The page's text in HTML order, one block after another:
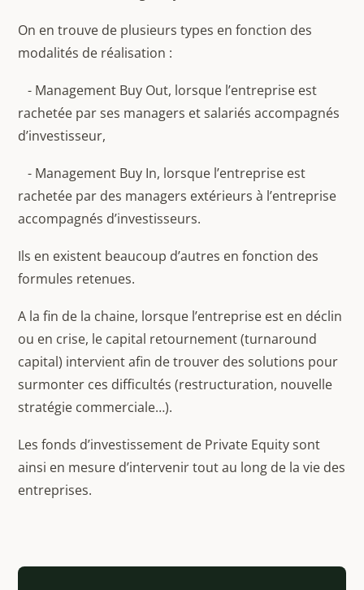
On en trouve de plusieurs types en fonction des
modalités de réalisation :
- Management Buy Out, lorsque l’entreprise est
rachetée par ses managers et salariés accompagnés
d’investisseur,
- Management Buy In, lorsque l’entreprise est
rachetée par des managers extérieurs à l’entreprise
accompagnés d’investisseurs.
Ils en existent beaucoup d’autres en fonction des
formules retenues.
A la fin de la chaine, lorsque l’entreprise est en déclin
ou en crise, le capital retournement (turnaround
capital) intervient afin de trouver des solutions pour
surmonter ces difficultés (restructuration, nouvelle
stratégie commerciale…).
Les fonds d’investissement de Private Equity sont
ainsi en mesure d’intervenir tout au long de la vie des
entreprises.